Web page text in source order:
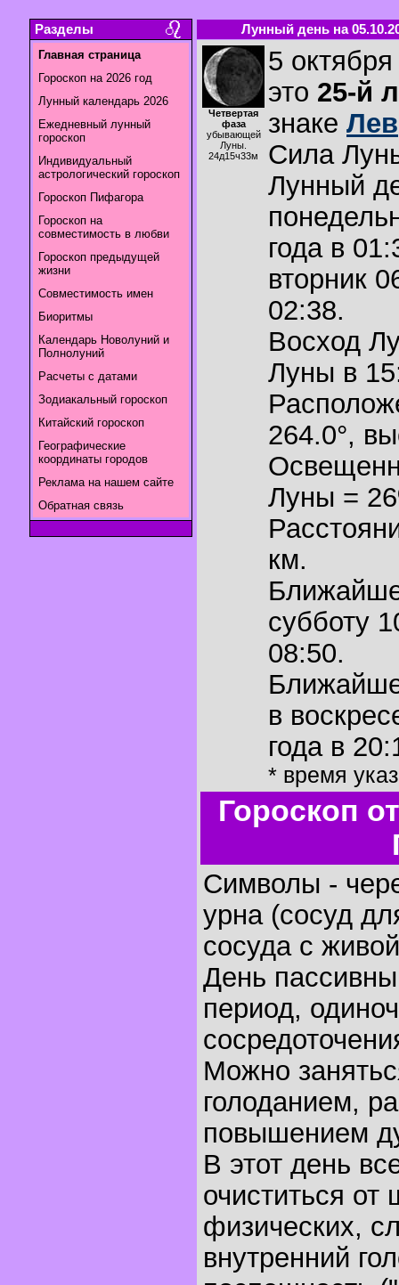
Разделы
Главная страница
Гороскоп на 2026 год
Лунный календарь 2026
Ежедневный лунный
гороскоп
Индивидуальный
астрологический гороскоп
Гороскоп Пифагора
Гороскоп на
совместимость в любви
Гороскоп предыдущей
жизни
Совместимость имен
Биоритмы
Календарь Новолуний и
Полнолуний
Расчеты с датами
Зодиакальный гороскоп
Китайский гороскоп
Географические
координаты городов
Реклама на нашем сайте
Обратная связь
Лунный день на
Четвертая
фаза
убывающей
Луны.
24д15ч33м
5
это 25-й
знаке Лев
Сила
Лунный
года в
вторник
02:38.
Восход
Луны в
264.0°,
Луны =
км.
субботу
08:50.
в
года в
* время
Гороскоп
Символы -
урна (сосуд
сосуда с
День
период,
Можно
голоданием,
повышением
В этот день
очиститься
физических,
внутренний